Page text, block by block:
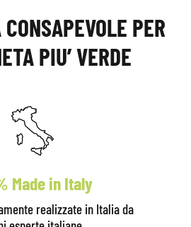
PER
PIU’ VERDE
Made in Italy
realizzate in Italia da